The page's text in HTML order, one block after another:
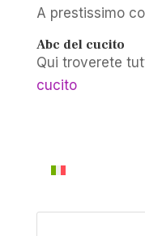
A prestissimo
Abc del cucito
Qui troverete
cucito